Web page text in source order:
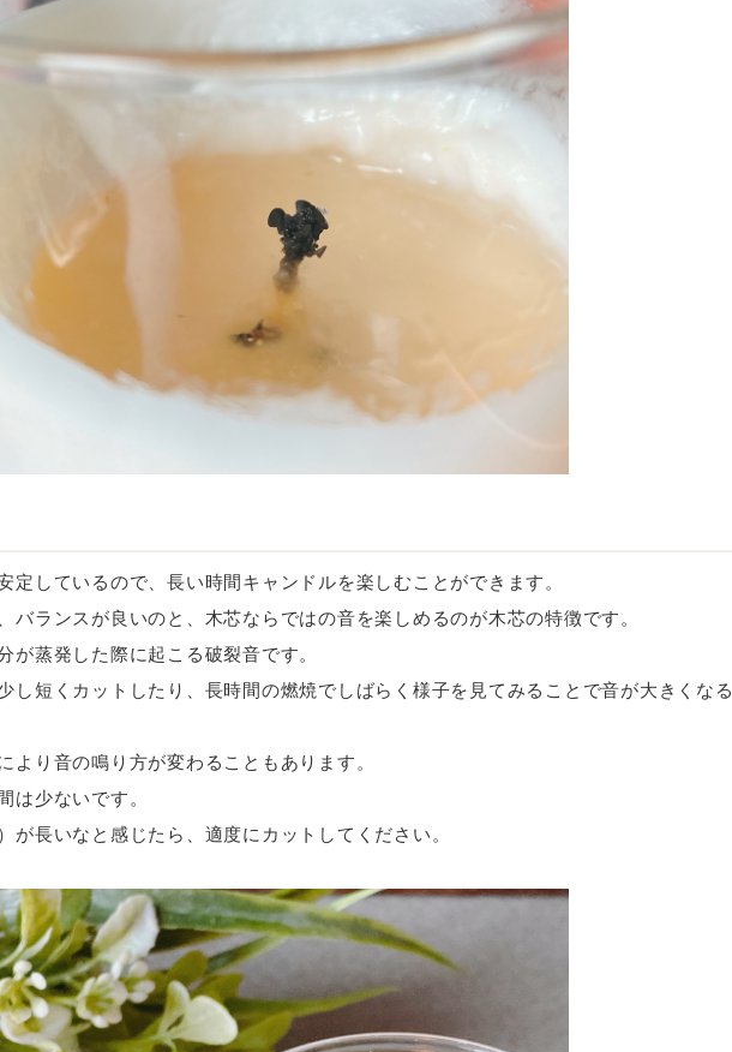
定しているので、長い時間キャンドルを楽しむことができます。
バランスが良いのと、木芯ならではの音を楽しめるのが木芯の特徴です。
が蒸発した際に起こる破裂音です。
し短くカットしたり、長時間の燃焼でしばらく様子を見てみることで音が大きくなる
より音の鳴り方が変わることもあります。
は少ないです。
が長いなと感じたら、適度にカットしてください。